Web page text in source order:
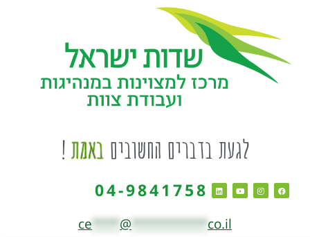
לגעת בדברים החשובים באמת!
04-9841758
ce****@***********co.il